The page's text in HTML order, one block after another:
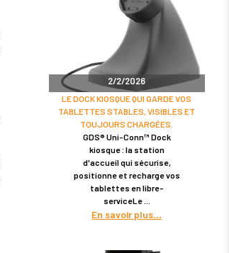
2/2/2026
LE DOCK KIOSQUE QUI GARDE VOS
TABLETTES STABLES, VISIBLES ET
TOUJOURS CHARGÉES.
GDS® Uni-Conn™ Dock
kiosque : la station
d'accueil qui sécurise,
positionne et recharge vos
tablettes en libre-
serviceLe
En savoir plus